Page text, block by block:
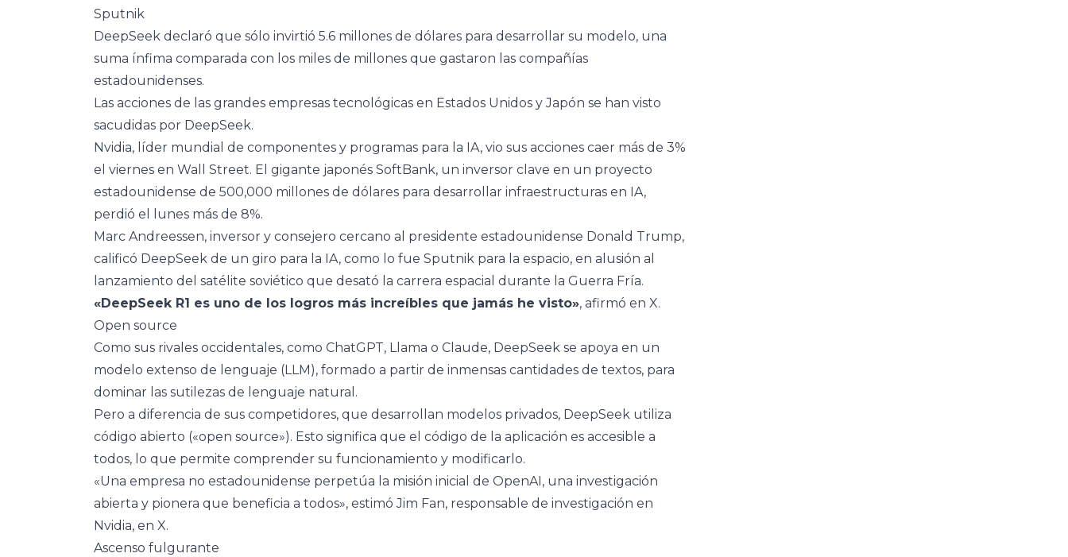
Sputnik
DeepSeek declaró que sólo invirtió 5.6 millones de dólares para desarrollar su modelo, una
suma ínfima comparada con los miles de millones que gastaron las compañías
estadounidenses.
Las acciones de las grandes empresas tecnológicas en Estados Unidos y Japón se han visto
sacudidas por DeepSeek.
Nvidia, líder mundial de componentes y programas para la IA, vio sus acciones caer más de 3%
el viernes en Wall Street. El gigante japonés SoftBank, un inversor clave en un proyecto
estadounidense de 500,000 millones de dólares para desarrollar infraestructuras en IA,
perdió el lunes más de 8%.
Marc Andreessen, inversor y consejero cercano al presidente estadounidense Donald Trump,
calificó DeepSeek de un giro para la IA, como lo fue Sputnik para la espacio, en alusión al
lanzamiento del satélite soviético que desató la carrera espacial durante la Guerra Fría.
«DeepSeek R1 es uno de los logros más increíbles que jamás he visto», afirmó en X.
Open source
Como sus rivales occidentales, como ChatGPT, Llama o Claude, DeepSeek se apoya en un
modelo extenso de lenguaje (LLM), formado a partir de inmensas cantidades de textos, para
dominar las sutilezas de lenguaje natural.
Pero a diferencia de sus competidores, que desarrollan modelos privados, DeepSeek utiliza
código abierto («open source»). Esto significa que el código de la aplicación es accesible a
todos, lo que permite comprender su funcionamiento y modificarlo.
«Una empresa no estadounidense perpetúa la misión inicial de OpenAI, una investigación
abierta y pionera que beneficia a todos», estimó Jim Fan, responsable de investigación en
Nvidia, en X.
Ascenso fulgurante